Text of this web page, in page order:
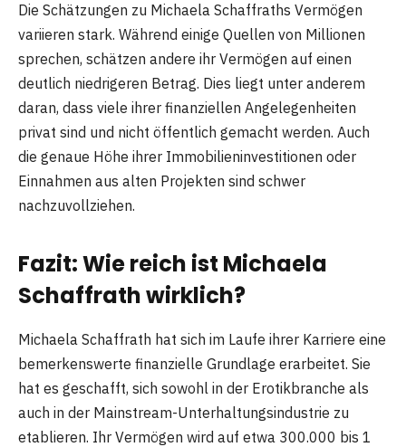
Die Schätzungen zu Michaela Schaffraths Vermögen
variieren stark. Während einige Quellen von Millionen
sprechen, schätzen andere ihr Vermögen auf einen
deutlich niedrigeren Betrag. Dies liegt unter anderem
daran, dass viele ihrer finanziellen Angelegenheiten
privat sind und nicht öffentlich gemacht werden. Auch
die genaue Höhe ihrer Immobilieninvestitionen oder
Einnahmen aus alten Projekten sind schwer
nachzuvollziehen.
Fazit: Wie reich ist Michaela
Schaffrath wirklich?
Michaela Schaffrath hat sich im Laufe ihrer Karriere eine
bemerkenswerte finanzielle Grundlage erarbeitet. Sie
hat es geschafft, sich sowohl in der Erotikbranche als
auch in der Mainstream-Unterhaltungsindustrie zu
etablieren. Ihr Vermögen wird auf etwa 300.000 bis 1